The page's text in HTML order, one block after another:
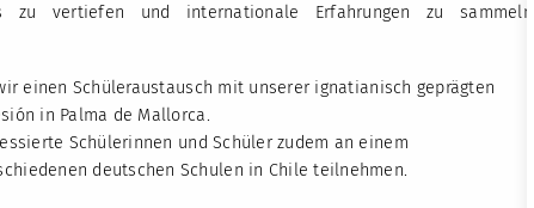
zu vertiefen und internationale Erfahrungen zu sammeln
einen Schüleraustausch mit unserer ignatianisch geprägten
in Palma de Mallorca.
Schülerinnen und Schüler zudem an einem
deutschen Schulen in Chile teilnehmen.